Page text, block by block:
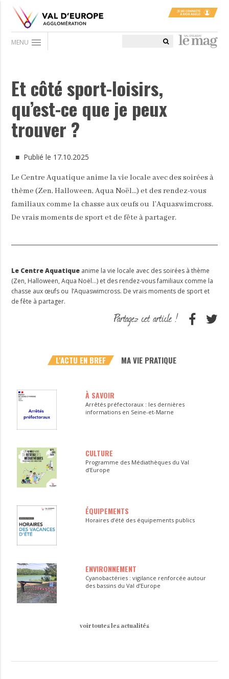
MENU menu
Et côté sport-loisirs,
qu’est-ce que je peux
trouver ?
■ Publié le 17.10.2025
Le Centre Aquatique anime la vie locale avec des soirées à
thème (Zen, Halloween, Aqua Noël…) et des rendez-vous
familiaux comme la chasse aux œufs ou l’Aquaswimcross.
De vrais moments de sport et de fête à partager.
Le Centre Aquatique anime la vie locale avec des soirées à thème
(Zen, Halloween, Aqua Noël…) et des rendez-vous familiaux comme la
chasse aux œufs ou l’Aquaswimcross. De vrais moments de sport et
de fête à partager.
L'ACTU EN BREF MA VIE PRATIQUE
À SAVOIR
Arrêtés préfectoraux : les dernières
informations en Seine-et-Marne
CULTURE
Programme des Médiathèques du Val
d’Europe
ÉQUIPEMENTS
Horaires d’été des équipements publics
ENVIRONNEMENT
Cyanobactéries : vigilance renforcée autour
des bassins du Val d’Europe
voir toutes les actualités